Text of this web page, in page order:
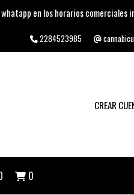
en los horarios comerciales
2284523985
CREAR
0